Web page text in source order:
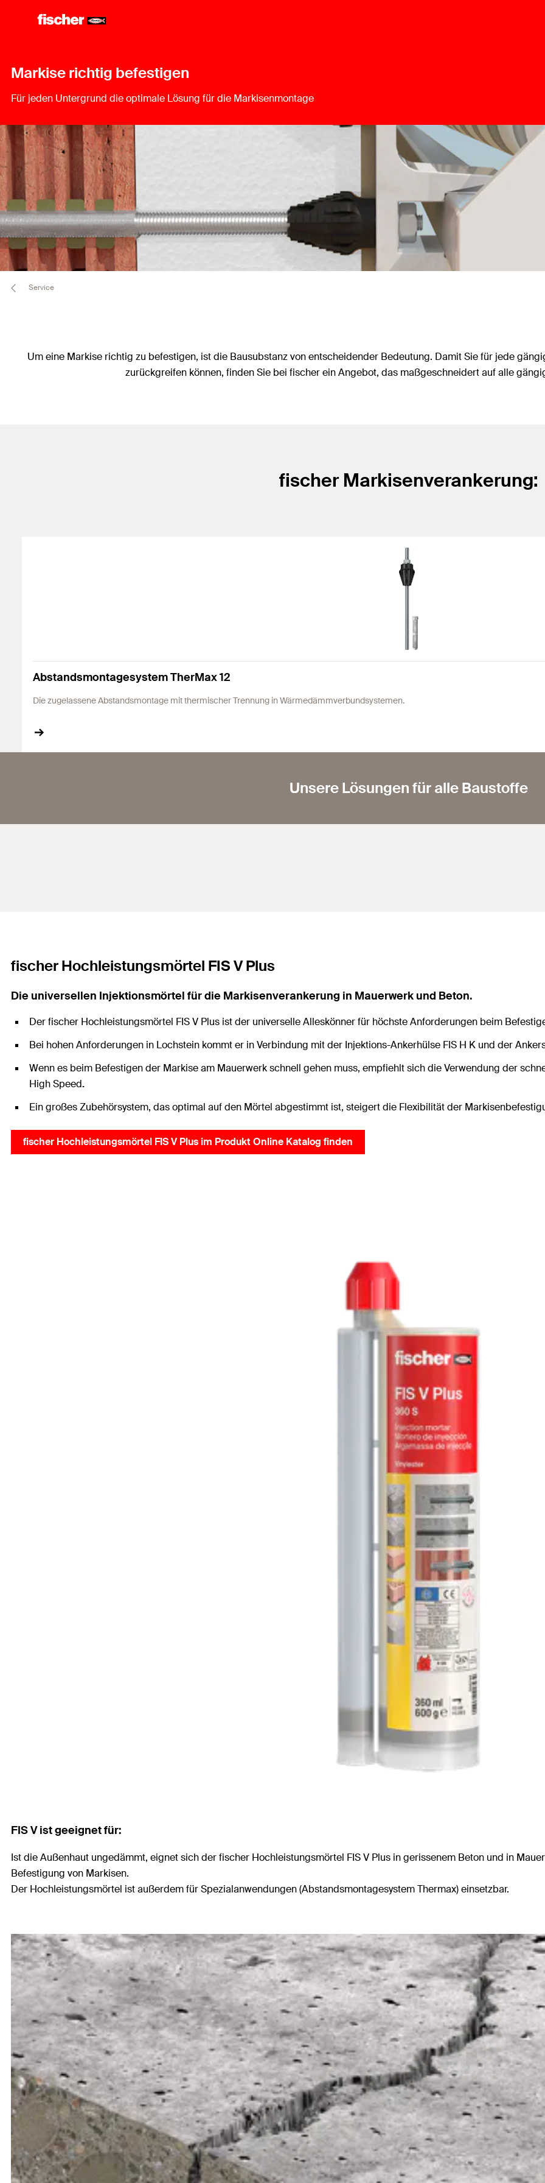
Markise richtig befestigen
Für jeden Untergrund die optimale Lösung für die Markisenmontage
Service
Um eine Markise richtig zu befestigen, ist die Bausubstanz von entscheidender Bedeutung. Damit Sie für jede
zurückgreifen können, finden Sie bei fischer ein Angebot, das maßgeschneidert auf alle
fischer Markisenverankerung:
Abstandsmontagesystem TherMax 12
Die zugelassene Abstandsmontage mit thermischer Trennung in Wärmedämmverbundsystemen.
Unsere Lösungen für alle Baustoffe
fischer Hochleistungsmörtel FIS V Plus
Die universellen Injektionsmörtel für die Markisenverankerung in Mauerwerk und Beton.
Der fischer Hochleistungsmörtel FIS V Plus ist der universelle Alleskönner für höchste Anforderungen beim
Bei hohen Anforderungen in Lochstein kommt er in Verbindung mit der Injektions-Ankerhülse FIS H K und der
Wenn es beim Befestigen der Markise am Mauerwerk schnell gehen muss, empfiehlt sich die Verwendung der
High Speed.
Ein großes Zubehörsystem, das optimal auf den Mörtel abgestimmt ist, steigert die Flexibilität der
fischer Hochleistungsmörtel FIS V Plus im Produkt Online Katalog finden
FIS V ist geeignet für:
Ist die Außenhaut ungedämmt, eignet sich der fischer Hochleistungsmörtel FIS V Plus in gerissenem Beton und in
Befestigung von Markisen.
Der Hochleistungsmörtel ist außerdem für Spezialanwendungen (Abstandsmontagesystem Thermax) einsetzbar.